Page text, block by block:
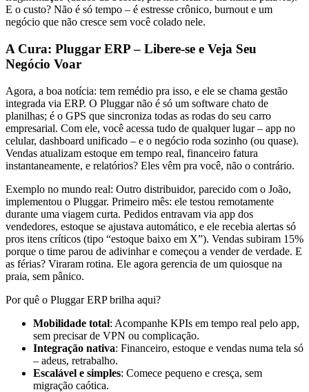
E o custo? Não é só tempo – é estresse crônico, burnout e um
negócio que não cresce sem você colado nele.
A Cura: Pluggar ERP – Libere-se e Veja Seu
Negócio Voar
Agora, a boa notícia: tem remédio pra isso, e ele se chama gestão
integrada via ERP. O Pluggar não é só um software chato de
planilhas; é o GPS que sincroniza todas as rodas do seu carro
empresarial. Com ele, você acessa tudo de qualquer lugar – app no
celular, dashboard unificado – e o negócio roda sozinho (ou quase).
Vendas atualizam estoque em tempo real, financeiro fatura
instantaneamente, e relatórios? Eles vêm pra você, não o contrário.
Exemplo no mundo real: Outro distribuidor, parecido com o João,
implementou o Pluggar. Primeiro mês: ele testou remotamente
durante uma viagem curta. Pedidos entravam via app dos
vendedores, estoque se ajustava automático, e ele recebia alertas só
pros itens críticos (tipo “estoque baixo em X”). Vendas subiram 15%
porque o time parou de adivinhar e começou a vender de verdade. E
as férias? Viraram rotina. Ele agora gerencia de um quiosque na
praia, sem pânico.
Por quê o Pluggar ERP brilha aqui?
Mobilidade total: Acompanhe KPIs em tempo real pelo app,
sem precisar de VPN ou complicação.
Integração nativa: Financeiro, estoque e vendas numa tela só
– adeus, retrabalho.
Escalável e simples: Comece pequeno e cresça, sem
migração caótica.